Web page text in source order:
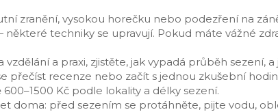
zranění, vysokou horečku nebo podezření na
techniky se upravují. Pokud máte vážné
a praxi, zjistěte, jak vypadá průběh sezení,
přečíst recenze nebo začít s jednou zkušební
Kč podle lokality a délky sezení.
doma: před sezením se protáhněte, pijte vodu,